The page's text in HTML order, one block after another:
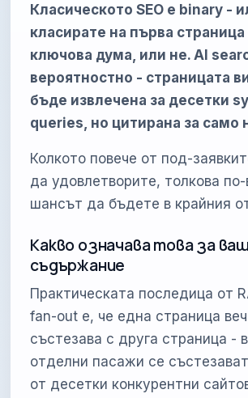
Класическото SEO е binary -
класирате на първа
ключова дума, или не. AI
вероятностно - страницата
бъде извлечена за десетки
queries, но цитирана за само
Колкото повече от под-
да удовлетворите, толкова по-
шансът да бъдете в крайния
Какво означава това за
съдържание
Практическата последица от
fan-out е, че една страница
състезава с друга страница -
отделни пасажи се
от десетки конкурентни